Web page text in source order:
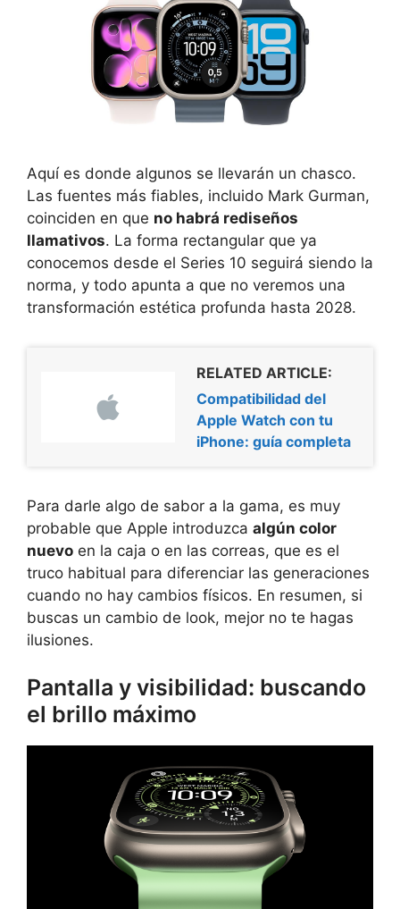
Aquí es donde algunos se llevarán un chasco.
Las fuentes más fiables, incluido Mark Gurman,
coinciden en que no habrá rediseños
llamativos. La forma rectangular que ya
conocemos desde el Series 10 seguirá siendo la
norma, y todo apunta a que no veremos una
transformación estética profunda hasta 2028.
RELATED ARTICLE:
Compatibilidad del
Apple Watch con tu
iPhone: guía completa
Para darle algo de sabor a la gama, es muy
probable que Apple introduzca algún color
nuevo en la caja o en las correas, que es el
truco habitual para diferenciar las generaciones
cuando no hay cambios físicos. En resumen, si
buscas un cambio de look, mejor no te hagas
ilusiones.
Pantalla y visibilidad: buscando
el brillo máximo